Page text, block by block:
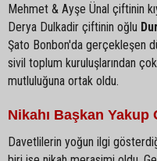
Mehmet & Ayşe Ünal çiftinin
Derya Dulkadir çiftinin oğlu
Şato Bonbon'da gerçekleşen
sivil toplum kuruluşlarından
mutluluğuna ortak oldu.
Nikahı Başkan Yakup
Davetlilerin yoğun ilgi